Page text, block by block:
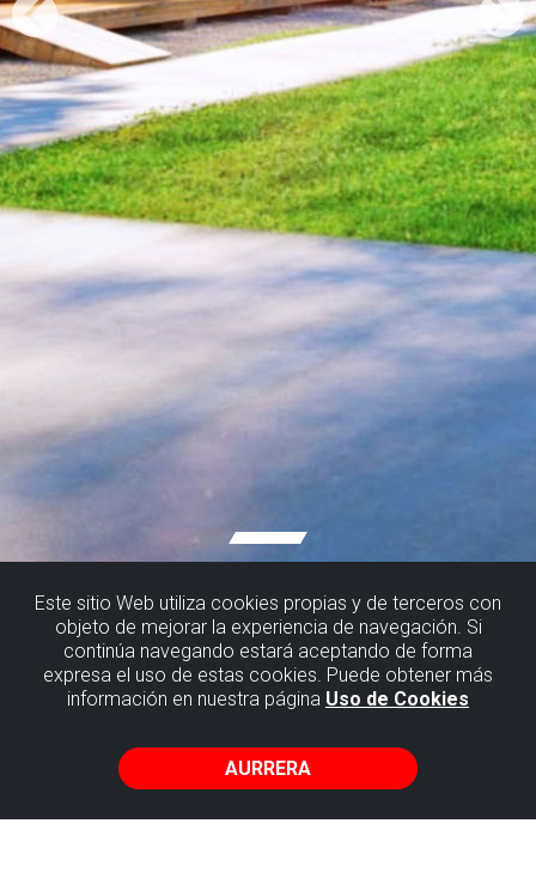
Este sitio Web utiliza cookies propias y de terceros con
objeto de mejorar la experiencia de navegación. Si
continúa navegando estará aceptando de forma
expresa el uso de estas cookies. Puede obtener más
información en nuestra página Uso de Cookies
AURRERA